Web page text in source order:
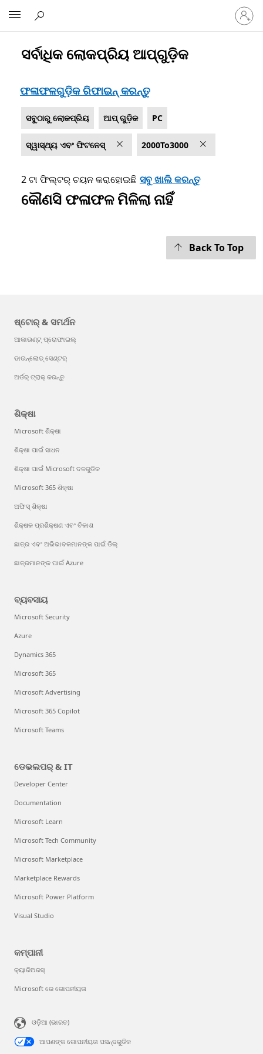
ସହିତ
Microsoft.com ତାଲିକାଭୁକ୍ତ କରନ୍ତୁ
ସର୍ବାଧିକ ଲୋକପ୍ରିୟ ଆପ୍‌ଗୁଡ଼ିକ
ଫଳାଫଳଗୁଡ଼ିକ ରିଫାଇନ୍ କରନ୍ତୁ
ସବୁଠାରୁ ଲୋକପ୍ରିୟ ଆପ୍ ଗୁଡ଼ିକ PC
ସ୍ୱାସ୍ଥ୍ୟ ଏବଂ ଫିଟନେସ୍‍ 2000To3000
2 ଟା ଫିଲ୍ଟର୍ ଚୟନ କରାହୋଇଛି ସବୁ ଖାଲି କରନ୍ତୁ
କୌଣସି ଫଳାଫଳ ମିଳିଲା ନାହିଁ
Back To Top
ଷ୍ଟୋର୍ & ସମର୍ଥନ
ଆକାଉଣ୍ଟ୍ ପ୍ରୋଫାଇଲ୍
ଡାଉନ୍‌ଲୋଡ୍ ସେଣ୍ଟର୍
ଅର୍ଡର୍ ଟ୍ରାକ୍ କରନ୍ତୁ
ଶିକ୍ଷା
Microsoft ଶିକ୍ଷା
ଶିକ୍ଷା ପାଇଁ ସାଧନ
ଶିକ୍ଷା ପାଇଁ Microsoft ଦଳଗୁଡିକ
Microsoft 365 ଶିକ୍ଷା
ଅଫିସ୍ ଶିକ୍ଷା
ଶିକ୍ଷକ ପ୍ରଶିକ୍ଷଣ ଏବଂ ବିକାଶ
ଛାତ୍ର ଏବଂ ଅଭିଭାବକମାନଙ୍କ ପାଇଁ ଡିଲ୍
ଛାତ୍ରମାନଙ୍କ ପାଇଁ Azure
ବ୍ୟବସାୟ
Microsoft Security
Azure
Dynamics 365
Microsoft 365
Microsoft Advertising
Microsoft 365 Copilot
Microsoft Teams
ଡେଭଲପର୍ & IT
Developer Center
Documentation
Microsoft Learn
Microsoft Tech Community
Microsoft Marketplace
Marketplace Rewards
Microsoft Power Platform
Visual Studio
କମ୍ପାନୀ
କ୍ୟାରିଅରସ୍
Microsoft ରେ ଗୋପନୀୟତା
ଓଡ଼ିଆ (ଭାରତ)
ଆପଣଙ୍କ ଗୋପନୀୟତା ପସନ୍ଦଗୁଡିକ